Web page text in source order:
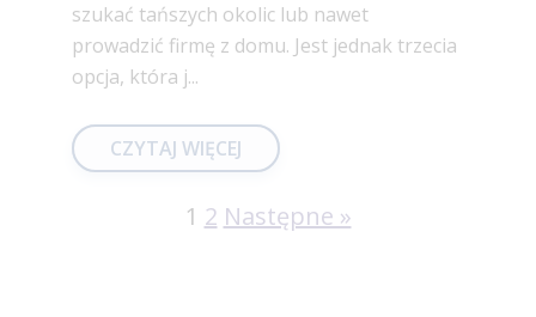
szukać tańszych okolic lub nawet
prowadzić firmę z domu. Jest jednak trzecia
opcja, która j...
CZYTAJ WIĘCEJ
1 2 Następne »